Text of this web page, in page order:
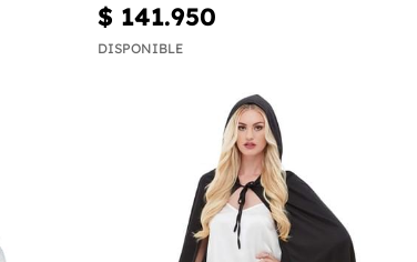
$ 141.950
DISPONIBLE